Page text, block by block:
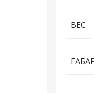
ВЕС